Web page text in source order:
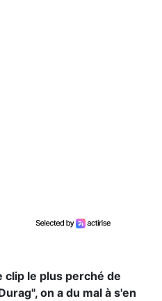
clip le plus perché de
on a du mal à s'en